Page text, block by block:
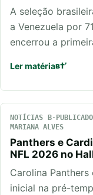
A seleção
a Venezuela por
encerrou a
Ler matéria
NOTÍCIAS
MARIANA ALVES
Panthers e
NFL 2026 no
Carolina
inicial na pré-